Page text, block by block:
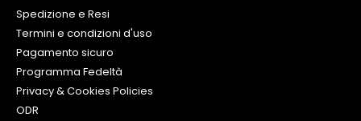
Spedizione e Resi
Termini e condizioni d'uso
Pagamento sicuro
Programma Fedeltà
Privacy & Cookies Policies
ODR